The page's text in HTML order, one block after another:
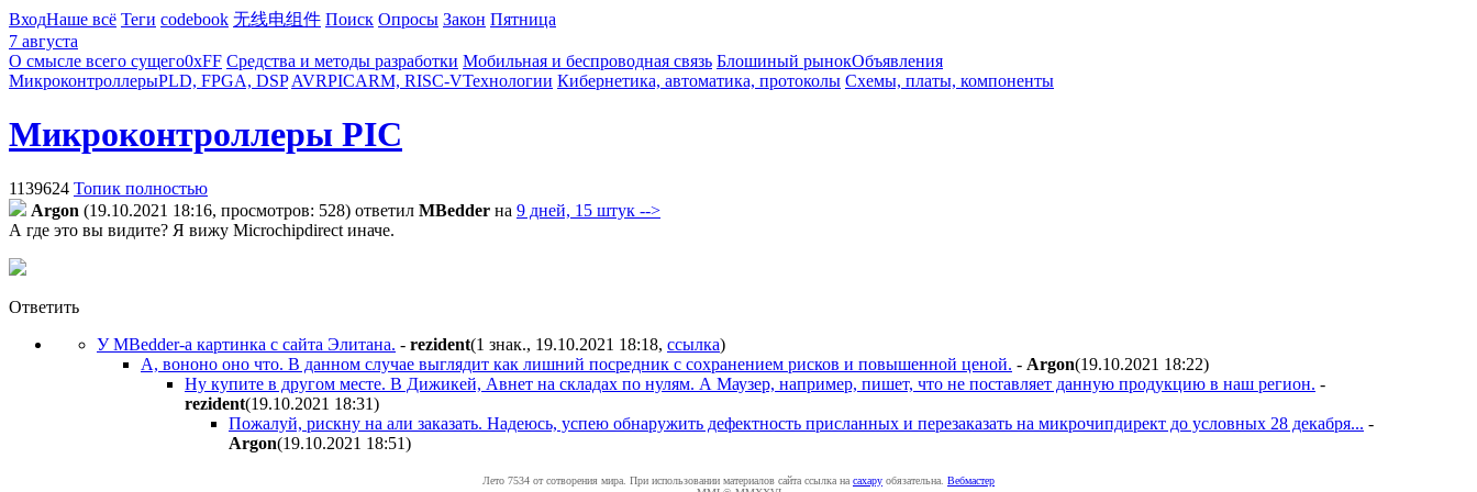
ВходНаше всё Теги codebook 无线电组件 Поиск Опросы Закон Пятница
7 августа
О смысле всего сущего0xFF Средства и методы разработки Мобильная и беспроводная связь Блошиный рынокОбъявления
МикроконтроллерыPLD, FPGA, DSP AVRPICARM, RISC-VТехнологии Кибернетика, автоматика, протоколы Схемы, платы, компоненты
Микроконтроллеры PIC
1139624 Топик полностью
Argon (19.10.2021 18:16, просмотров: 528) ответил MBedder на 9 дней, 15 штук -->
А где это вы видите? Я вижу Microchipdirect иначе.
Ответить
У MBedder-а картинка с сайта Элитана. - rezident(1 знак., 19.10.2021 18:18, ссылка)
А, вононо оно что. В данном случае выглядит как лишний посредник с сохранением рисков и повышенной ценой. - Argon(19.10.2021 18:22)
Ну купите в другом месте. В Дижикей, Авнет на складах по нулям. А Маузер, например, пишет, что не поставляет данную продукцию в наш регион. -
rezident(19.10.2021 18:31)
Пожалуй, рискну на али заказать. Надеюсь, успею обнаружить дефектность присланных и перезаказать на микрочипдирект до условных 28 декабря... -
Argon(19.10.2021 18:51)
Лето 7534 от сотворения мира. При использовании материалов сайта ссылка на caxapу обязательна. Вебмастер